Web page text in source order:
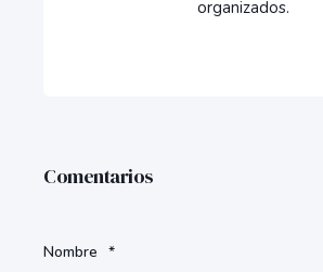
organizados.
Comentarios
Nombre *